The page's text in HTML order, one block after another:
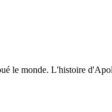
le monde. L'histoire